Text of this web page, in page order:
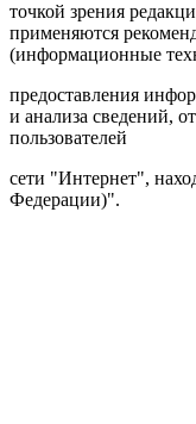
точкой зрения
применяются
(информационные
предоставления
и анализа сведений,
пользователей
сети "Интернет",
Федерации)".